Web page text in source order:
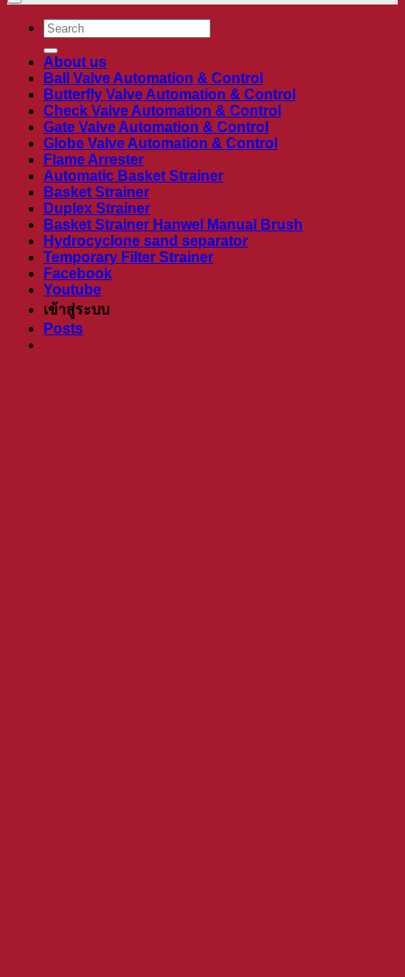
ค้นหา:
About us
Ball Valve Automation & Control
Butterfly Valve Automation & Control
Check Valve Automation & Control
Gate Valve Automation & Control
Globe Valve Automation & Control
Flame Arrester
Automatic Basket Strainer
Basket Strainer
Duplex Strainer
Basket Strainer Hanwel Manual Brush
Hydrocyclone sand separator
Temporary Filter Strainer
Facebook
Youtube
เข้าสู่ระบบ
Posts